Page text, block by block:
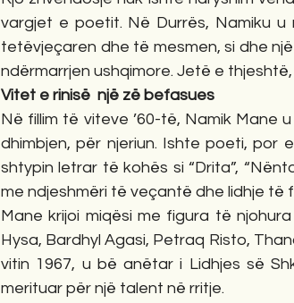
vargjet e poetit. Në Durrës, Namiku u
tetëvjeçaren dhe të mesmen, si dhe
ndërmarrjen ushqimore. Jetë e
Vitet e rinisë  një zë befasues
Në fillim të viteve ’60-të, Namik Mane
dhimbjen, për njeriun. Ishte poeti, por
shtypin letrar të kohës si “Drita”,
me ndjeshmëri të veçantë dhe lidhje të
Mane krijoi miqësi me figura të
Hysa, Bardhyl Agasi, Petraq Risto,
vitin 1967, u bë anëtar i Lidhjes së
merituar për një talent në rritje.